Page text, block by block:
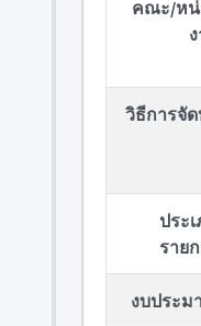
คณะ/หน่
วิธีการจั
ประ
ราย
งบประ